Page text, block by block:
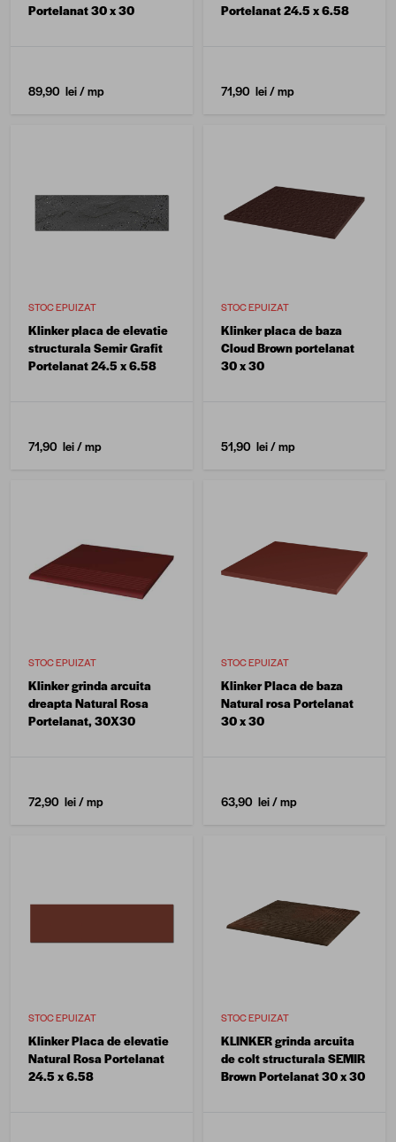
Portelanat 30 x 30
89,90 lei/ mp
Portelanat 24.5 x 6.58
71,90 lei/ mp
STOC EPUIZAT
Klinker placa de elevatie
structurala Semir Grafit
Portelanat 24.5 x 6.58
71,90 lei/ mp
STOC EPUIZAT
Klinker placa de baza
Cloud Brown portelanat
30 x 30
51,90 lei/ mp
STOC EPUIZAT
Klinker grinda arcuita
dreapta Natural Rosa
Portelanat, 30X30
72,90 lei/ mp
STOC EPUIZAT
Klinker Placa de baza
Natural rosa Portelanat
30 x 30
63,90 lei/ mp
STOC EPUIZAT
Klinker Placa de elevatie
Natural Rosa Portelanat
24.5 x 6.58
STOC EPUIZAT
KLINKER grinda arcuita
de colt structurala SEMIR
Brown Portelanat 30 x 30